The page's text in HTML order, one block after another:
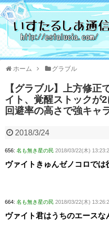
ホーム グラブル
【グラブル】上方修正
イト、覚醒ストックが
回避率の高さで強キャ
2018/3/24
656: 名も無き星の民 2018/03/22(木)
ヴァイトきゅんゼノコロでは
664: 名も無き星の民 2018/03/22(木)
ヴァイト君はうちのエースな